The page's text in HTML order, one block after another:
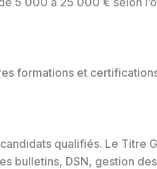
formations et
qualifiés. Le Titre
bulletins, DSN, gestion